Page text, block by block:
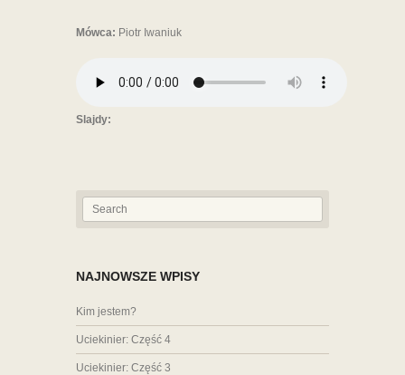
Mówca: Piotr Iwaniuk
Slajdy:
NAJNOWSZE WPISY
Kim jestem?
Uciekinier: Część 4
Uciekinier: Część 3